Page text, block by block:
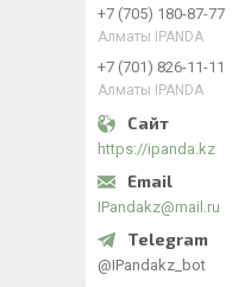
+7 (705) 180-87-77
Алматы IPANDA
+7 (701) 826-11-11
Алматы IPANDA
https://ipanda.kz
IPandakz@mail.ru
@IPandakz_bot